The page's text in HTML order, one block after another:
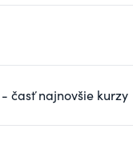
časť najnovšie kurzy